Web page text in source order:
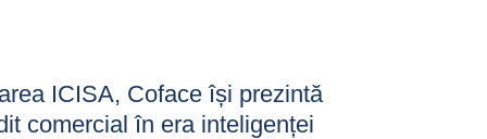
ICISA, Coface își prezintă
comercial în era inteligenței